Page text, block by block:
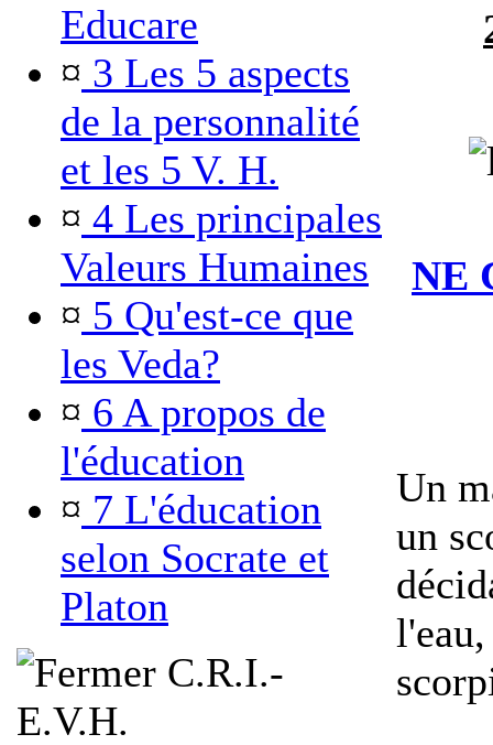
Educare
¤ 3 Les 5 aspects
de la personnalité
et les 5 V. H.
¤ 4 Les principales
Valeurs Humaines
¤ 5 Qu'est-ce que
les Veda?
¤ 6 A propos de
l'éducation
¤ 7 L'éducation
selon Socrate et
Platon
C.R.I.-
E.V.H.
NE
Un
un